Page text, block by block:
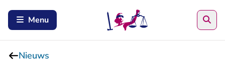
Menu
Nieuws